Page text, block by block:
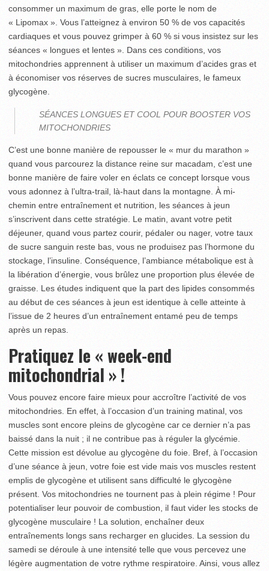
consommer un maximum de gras, elle porte le nom de
« Lipomax ». Vous l’atteignez à environ 50 % de vos capacités
cardiaques et vous pouvez grimper à 60 % si vous insistez sur les
séances « longues et lentes ». Dans ces conditions, vos
mitochondries apprennent à utiliser un maximum d’acides gras et
à économiser vos réserves de sucres musculaires, le fameux
glycogène.
SÉANCES LONGUES ET COOL POUR BOOSTER VOS
MITOCHONDRIES
C’est une bonne manière de repousser le « mur du marathon »
quand vous parcourez la distance reine sur macadam, c’est une
bonne manière de faire voler en éclats ce concept lorsque vous
vous adonnez à l’ultra-trail, là-haut dans la montagne. À mi-
chemin entre entraînement et nutrition, les séances à jeun
s’inscrivent dans cette stratégie. Le matin, avant votre petit
déjeuner, quand vous partez courir, pédaler ou nager, votre taux
de sucre sanguin reste bas, vous ne produisez pas l’hormone du
stockage, l’insuline. Conséquence, l’ambiance métabolique est à
la libération d’énergie, vous brûlez une proportion plus élevée de
graisse. Les études indiquent que la part des lipides consommés
au début de ces séances à jeun est identique à celle atteinte à
l’issue de 2 heures d’un entraînement entamé peu de temps
après un repas.
Pratiquez le « week-end
mitochondrial » !
Vous pouvez encore faire mieux pour accroître l’activité de vos
mitochondries. En effet, à l’occasion d’un training matinal, vos
muscles sont encore pleins de glycogène car ce dernier n’a pas
baissé dans la nuit ; il ne contribue pas à réguler la glycémie.
Cette mission est dévolue au glycogène du foie. Bref, à l’occasion
d’une séance à jeun, votre foie est vide mais vos muscles restent
emplis de glycogène et utilisent sans difficulté le glycogène
présent. Vos mitochondries ne tournent pas à plein régime ! Pour
potentialiser leur pouvoir de combustion, il faut vider les stocks de
glycogène musculaire ! La solution, enchaîner deux
entraînements longs sans recharger en glucides. La session du
samedi se déroule à une intensité telle que vous percevez une
légère augmentation de votre rythme respiratoire. Ainsi, vous allez